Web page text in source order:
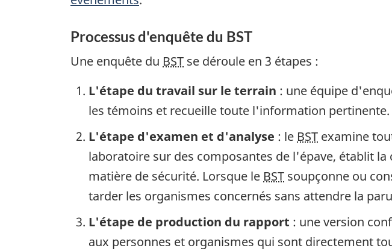
Processus d'enquête du BST
Une enquête du BST se déroule en 3 étapes :
L'étape du travail sur le terrain : une équipe
les témoins et recueille toute l'information pertinente.
L'étape d'examen et d'analyse : le BST examine
laboratoire sur des composantes de l'épave, établit
matière de sécurité. Lorsque le BST soupçonne ou
tarder les organismes concernés sans attendre la
L'étape de production du rapport : une version
aux personnes et organismes qui sont directement